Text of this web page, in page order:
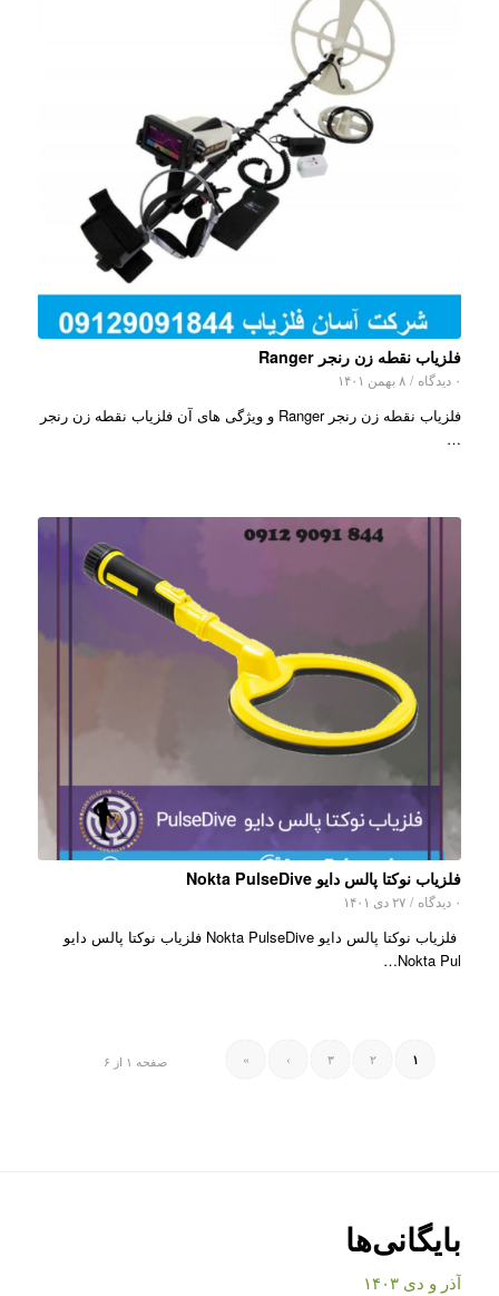
فلزیاب نقطه زن رنجر Ranger
۰ دیدگاه / ۸ بهمن ۱۴۰۱
فلزیاب نقطه زن رنجر Ranger و ویژگی های آن فلزیاب نقطه زن رنجر
…
فلزیاب نوکتا پالس دایو Nokta PulseDive
۰ دیدگاه / ۲۷ دی ۱۴۰۱
فلزیاب نوکتا پالس دایو Nokta PulseDive فلزیاب نوکتا پالس دایو
Nokta Pul…
صفحه ۱ از ۶ ۱ ۲ ۳ ›
»
بایگانی‌ها
آذر و دی ۱۴۰۳